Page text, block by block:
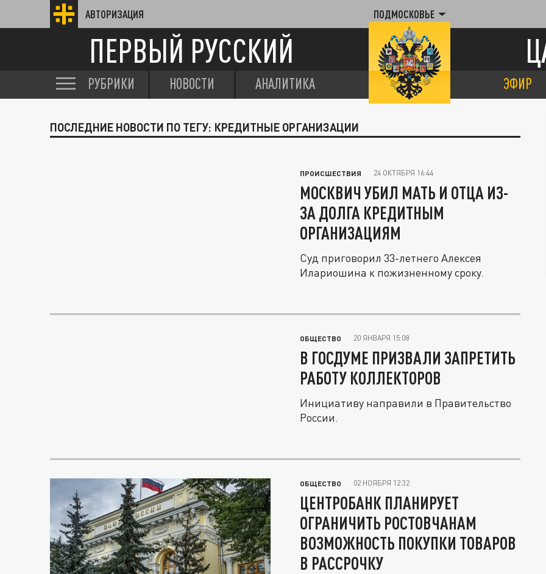
АВТОРИЗАЦИЯ ПОДМОСКОВЬЕ
ПЕРВЫЙ РУССКИЙ
РУБРИКИ НОВОСТИ АНАЛИТИКА ЭФИР
ПОСЛЕДНИЕ НОВОСТИ ПО ТЕГУ: КРЕДИТНЫЕ ОРГАНИЗАЦИИ
ПРОИСШЕСТВИЯ 24 ОКТЯБРЯ 16:44
МОСКВИЧ УБИЛ МАТЬ И ОТЦА ИЗ-
ЗА ДОЛГА КРЕДИТНЫМ
ОРГАНИЗАЦИЯМ
Суд приговорил 33-летнего Алексея
Илариошина к пожизненному сроку.
ОБЩЕСТВО 20 ЯНВАРЯ 15:08
В ГОСДУМЕ ПРИЗВАЛИ ЗАПРЕТИТЬ
РАБОТУ КОЛЛЕКТОРОВ
Инициативу направили в Правительство
России.
ОБЩЕСТВО 02 НОЯБРЯ 12:32
ЦЕНТРОБАНК ПЛАНИРУЕТ
ОГРАНИЧИТЬ РОСТОВЧАНАМ
ВОЗМОЖНОСТЬ ПОКУПКИ ТОВАРОВ
В РАССРОЧКУ